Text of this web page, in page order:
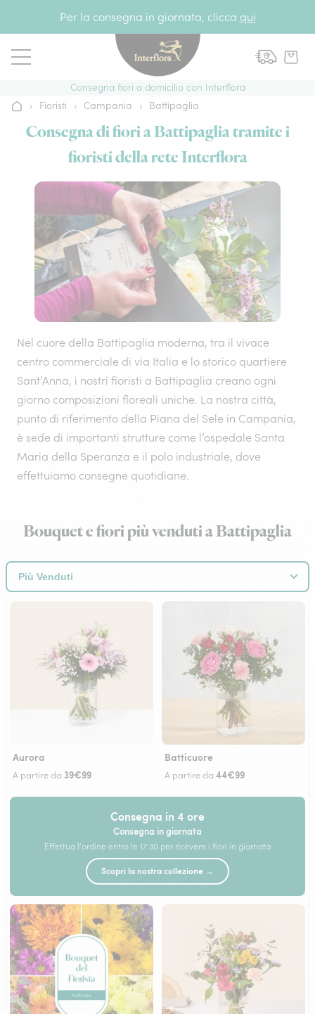
Per la consegna in giornata, clicca qui
Consegna fiori a domicilio con Interflora
Home› Fioristi › Campania › Battipaglia
Consegna di fiori a Battipaglia tramite i
fioristi della rete Interflora
Nel cuore della Battipaglia moderna, tra il vivace
centro commerciale di via Italia e lo storico quartiere
Sant’Anna, i nostri fioristi a Battipaglia creano ogni
giorno composizioni floreali uniche. La nostra città,
punto di riferimento della Piana del Sele in Campania,
è sede di importanti strutture come l’ospedale Santa
Maria della Speranza e il polo industriale, dove
effettuiamo consegne quotidiane.
Bouquet e fiori più venduti a Battipaglia
Aurora
A partire da 39€99
Batticuore
A partire da 44€99
Consegna in 4 ore
Consegna in giornata
Effettua l'ordine entro le 17:30 per ricevere i fiori in giornata
Scopri la nostra collezione →